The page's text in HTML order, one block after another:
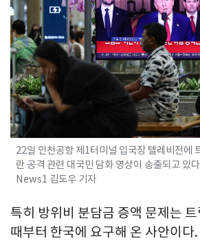
22일 인천공항 제1터미널 입국장 텔레비전에
란 공격 관련 대국민 담화 영상이 송출되고
News1 김도우 기자
특히 방위비 분담금 증액 문제는 트
때부터 한국에 요구해 온 사안이다.